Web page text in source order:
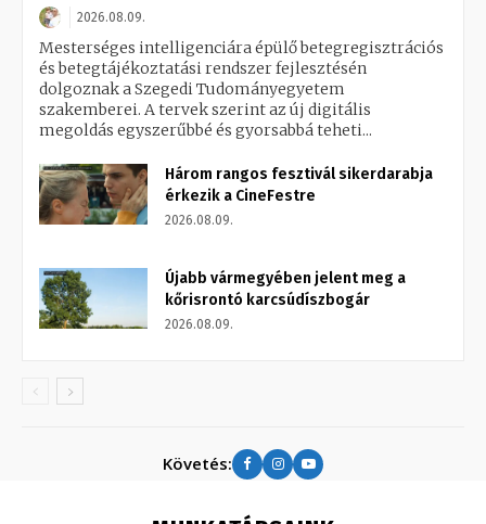
2026.08.09.
Mesterséges intelligenciára épülő betegregisztrációs
és betegtájékoztatási rendszer fejlesztésén
dolgoznak a Szegedi Tudományegyetem
szakemberei. A tervek szerint az új digitális
megoldás egyszerűbbé és gyorsabbá teheti...
Három rangos fesztivál sikerdarabja
érkezik a CineFestre
2026.08.09.
Újabb vármegyében jelent meg a
kőrisrontó karcsúdíszbogár
2026.08.09.
Követés: